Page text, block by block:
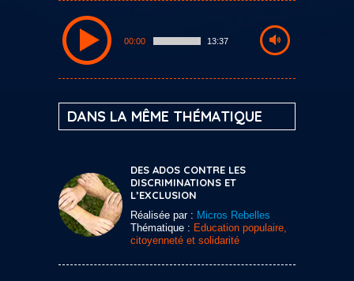
00:00 13:37
DANS LA MÊME THÉMATIQUE
DES ADOS CONTRE LES
DISCRIMINATIONS ET
L’EXCLUSION
Réalisée par : Micros Rebelles
Thématique : Education populaire,
citoyenneté et solidarité